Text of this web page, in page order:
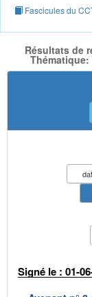
Fascicules du
Résultats de
Signé le : 01-